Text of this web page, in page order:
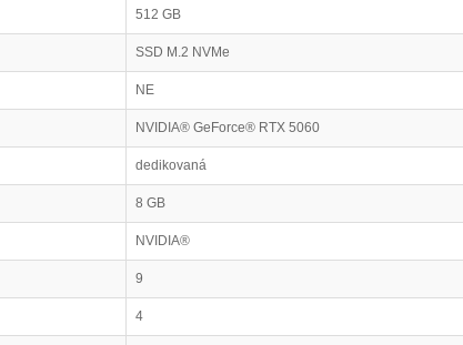
512 GB
SSD M.2 NVMe
NE
NVIDIA® GeForce® RTX 5060
dedikovaná
8 GB
NVIDIA®
9
4